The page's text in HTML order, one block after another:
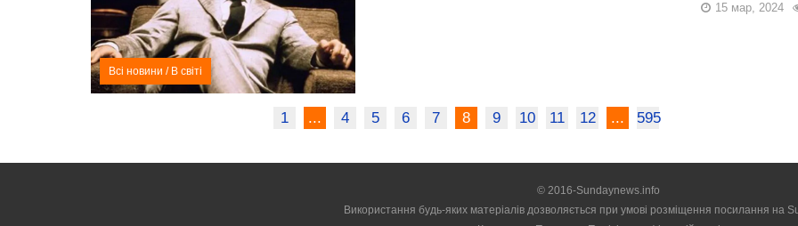
Всі новини / В світі
15 мар, 2024
1 ... 4 5 6 7 8 9 10 11 12 ... 595
© 2016-Sundaynews.info
Використання будь-яких матеріалів дозволяється при умові розміщення посилання на